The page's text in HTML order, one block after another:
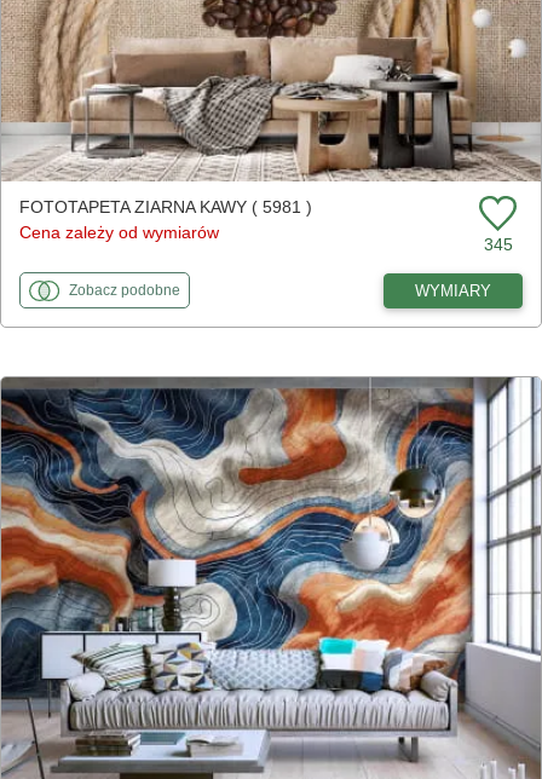
FOTOTAPETA ZIARNA KAWY ( 5981 )
Cena zależy od wymiarów
345
Zobaczfototapety
podobnedo Ziarna kawy WYMIARY